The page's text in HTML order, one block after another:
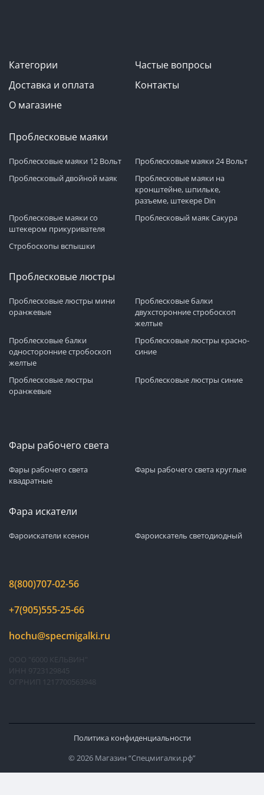
Категории
Частые вопросы
Доставка и оплата
Контакты
О магазине
Проблесковые маяки
Проблесковые маяки 12 Вольт
Проблесковые маяки 24 Вольт
Проблесковый двойной маяк
Проблесковые маяки на
кронштейне, шпильке,
разъеме, штекере Din
Проблесковые маяки со
штекером прикуривателя
Проблесковый маяк Сакура
Стробоскопы вспышки
Проблесковые люстры
Проблесковые люстры мини
оранжевые
Проблесковые балки
двухсторонние стробоскоп
желтые
Проблесковые балки
односторонние стробоскоп
желтые
Проблесковые люстры красно-
синие
Проблесковые люстры
оранжевые
Проблесковые люстры синие
Фары рабочего света
Фары рабочего света
квадратные
Фары рабочего света круглые
Фара искатели
Фароискатели ксенон Фароискатель светодиодный
8(800)707-02-56
+7(905)555-25-66
hochu@specmigalki.ru
ООО "6000 КЕЛЬВИН"
ИНН 9723129845
ОГРНИП 1217700563948
Политика конфиденциальности
© 2026 Магазин “Спецмигалки.рф”